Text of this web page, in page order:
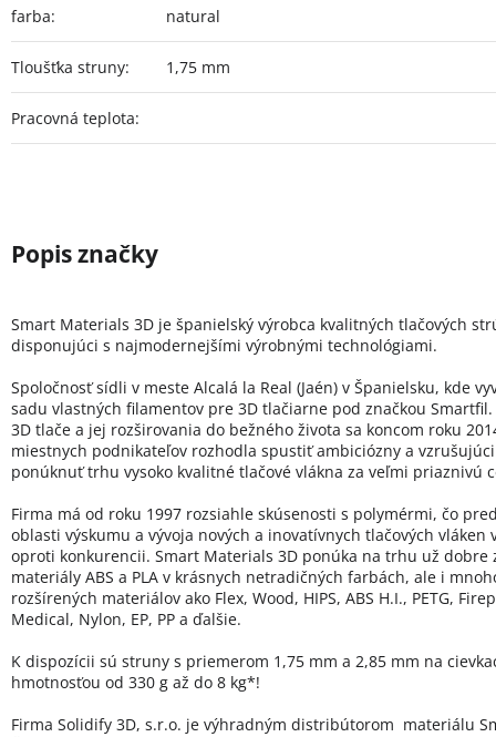
farba: natural
Tloušťka struny: 1,75 mm
Pracovná teplota:
Smart Materials 3D je španielský výrobca kvalitných tlačových
disponujúci s najmodernejšími výrobnými technológiami.
Spoločnosť sídli v meste Alcalá la Real (Jaén) v Španielsku, kde
sadu vlastných filamentov pre 3D tlačiarne pod značkou Smartfil.
3D tlače a jej rozširovania do bežného života sa koncom roku
miestnych podnikateľov rozhodla spustiť ambiciózny a
ponúknuť trhu vysoko kvalitné tlačové vlákna za veľmi priaznivú
Firma má od roku 1997 rozsiahle skúsenosti s polymérmi, čo
oblasti výskumu a vývoja nových a inovatívnych tlačových vláken
oproti konkurencii. Smart Materials 3D ponúka na trhu už dobre
materiály ABS a PLA v krásnych netradičných farbách, ale i
rozšírených materiálov ako Flex, Wood, HIPS, ABS H.I., PETG,
Medical, Nylon, EP, PP a ďalšie.
K dispozícii sú struny s priemerom 1,75 mm a 2,85 mm na
hmotnosťou od 330 g až do 8 kg*!
Firma Solidify 3D, s.r.o. je výhradným distribútorom materiálu